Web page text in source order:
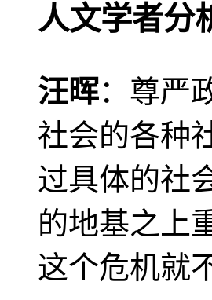
人文学者分
汪晖：尊严
社会的各种
过具体的社
的地基之上
这个危机就